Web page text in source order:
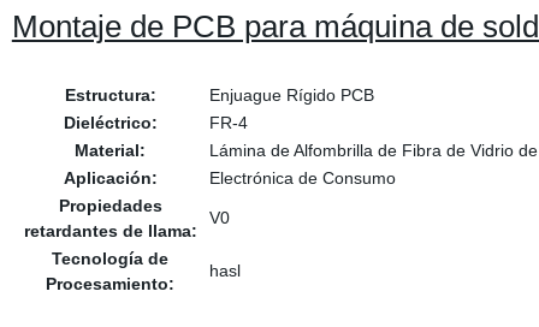
Montaje de PCB para máquina de
Estructura:
Enjuague Rígido PCB
Dieléctrico:
FR-4
Material:
Lámina de Alfombrilla de Fibra de Vidrio
Aplicación:
Electrónica de Consumo
Propiedades
retardantes de llama:
V0
Tecnología de
Procesamiento:
hasl